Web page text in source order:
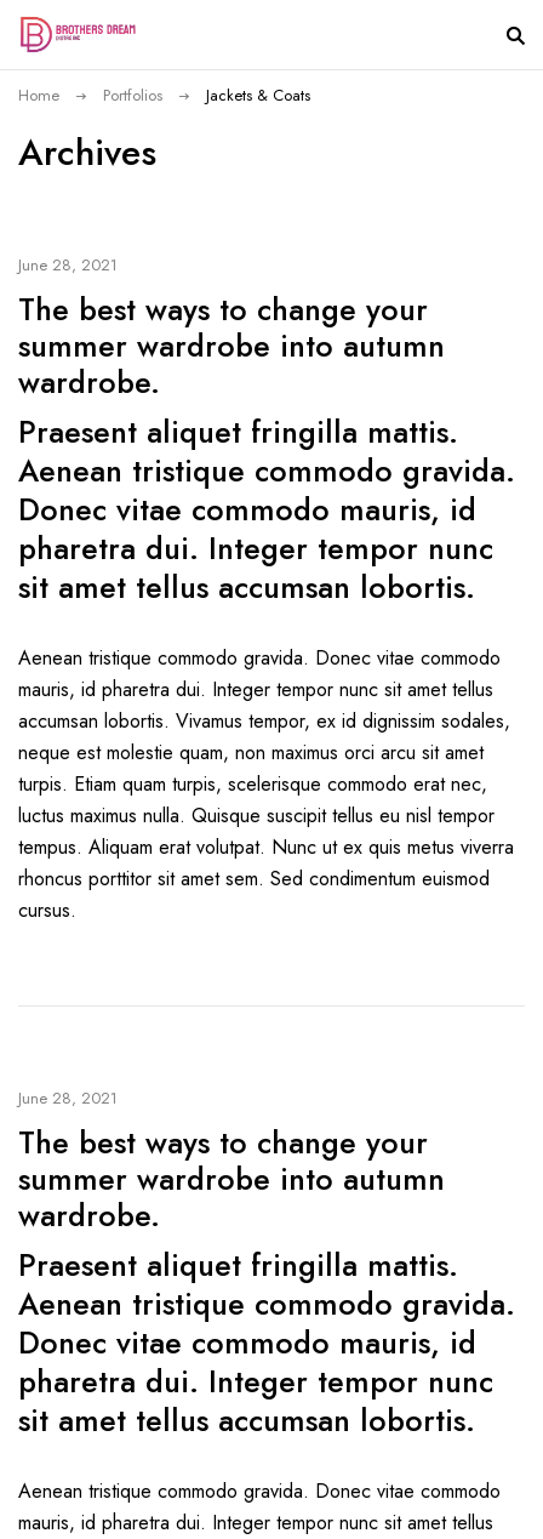
Archives
Home Portfolios Jackets & Coats
June 28, 2021
The best ways to change your
summer wardrobe into autumn
wardrobe.
Praesent aliquet fringilla mattis.
Aenean tristique commodo gravida.
Donec vitae commodo mauris, id
pharetra dui. Integer tempor nunc
sit amet tellus accumsan lobortis.
Aenean tristique commodo gravida. Donec vitae commodo
mauris, id pharetra dui. Integer tempor nunc sit amet tellus
accumsan lobortis. Vivamus tempor, ex id dignissim sodales,
neque est molestie quam, non maximus orci arcu sit amet
turpis. Etiam quam turpis, scelerisque commodo erat nec,
luctus maximus nulla. Quisque suscipit tellus eu nisl tempor
tempus. Aliquam erat volutpat. Nunc ut ex quis metus viverra
rhoncus porttitor sit amet sem. Sed condimentum euismod
cursus.
June 28, 2021
The best ways to change your
summer wardrobe into autumn
wardrobe.
Praesent aliquet fringilla mattis.
Aenean tristique commodo gravida.
Donec vitae commodo mauris, id
pharetra dui. Integer tempor nunc
sit amet tellus accumsan lobortis.
Aenean tristique commodo gravida. Donec vitae commodo
mauris, id pharetra dui. Integer tempor nunc sit amet tellus